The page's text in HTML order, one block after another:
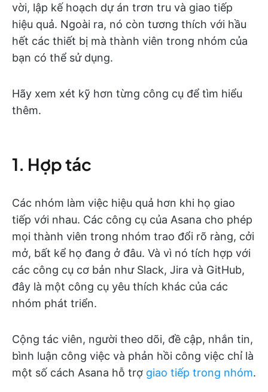
vời, lập kế hoạch dự án trơn tru và giao tiếp
hiệu quả. Ngoài ra, nó còn tương thích với hầu
hết các thiết bị mà thành viên trong nhóm của
bạn có thể sử dụng.
Hãy xem xét kỹ hơn từng công cụ để tìm hiểu
thêm.
1. Hợp tác
Các nhóm làm việc hiệu quả hơn khi họ giao
tiếp với nhau. Các công cụ của Asana cho phép
mọi thành viên trong nhóm trao đổi rõ ràng, cởi
mở, bất kể họ đang ở đâu. Và vì nó tích hợp với
các công cụ cơ bản như Slack, Jira và GitHub,
đây là một công cụ yêu thích khác của các
nhóm phát triển.
Cộng tác viên, người theo dõi, đề cập, nhắn tin,
bình luận công việc và phản hồi công việc chỉ là
một số cách Asana hỗ trợ giao tiếp trong nhóm.